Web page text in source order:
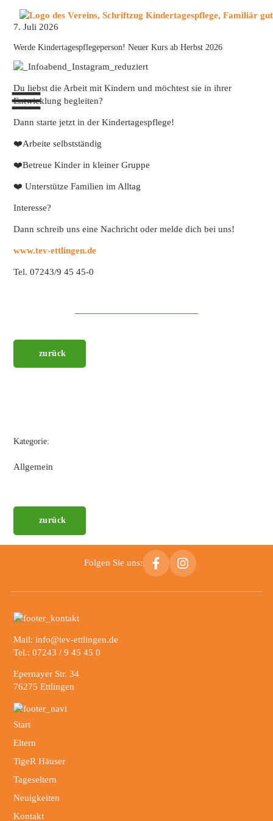
Menü überspringen
7. Juli 2026
Werde Kindertagespflegeperson! Neuer Kurs ab Herbst 2026
Du liebst die Arbeit mit Kindern und möchtest sie in ihrer
Entwicklung begleiten?
Dann starte jetzt in der Kindertagespflege!
❤️Arbeite selbstständig
❤️Betreue Kinder in kleiner Gruppe
❤️ Unterstütze Familien im Alltag
Interesse?
Dann schreib uns eine Nachricht oder melde dich bei uns!
www.tev-ettlingen.de
Tel. 07243/9 45 45-0
zurück
Kategorie:
Allgemein
zurück
Folgen Sie uns:
Mail: info@tev-ettlingen.de
Tel.: 07243 / 9 45 45 0
Epernayer Str. 34
76275 Ettlingen
Start
Eltern
TigeR Häuser
Tageseltern
Neuigkeiten
Kontakt